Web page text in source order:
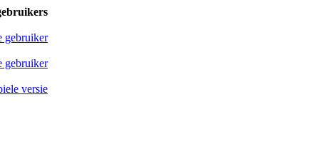
gebruiker
gebruiker
versie